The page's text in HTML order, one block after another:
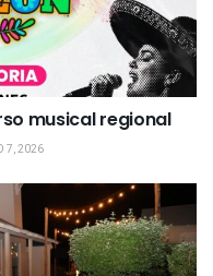
musical regional
7, 2026